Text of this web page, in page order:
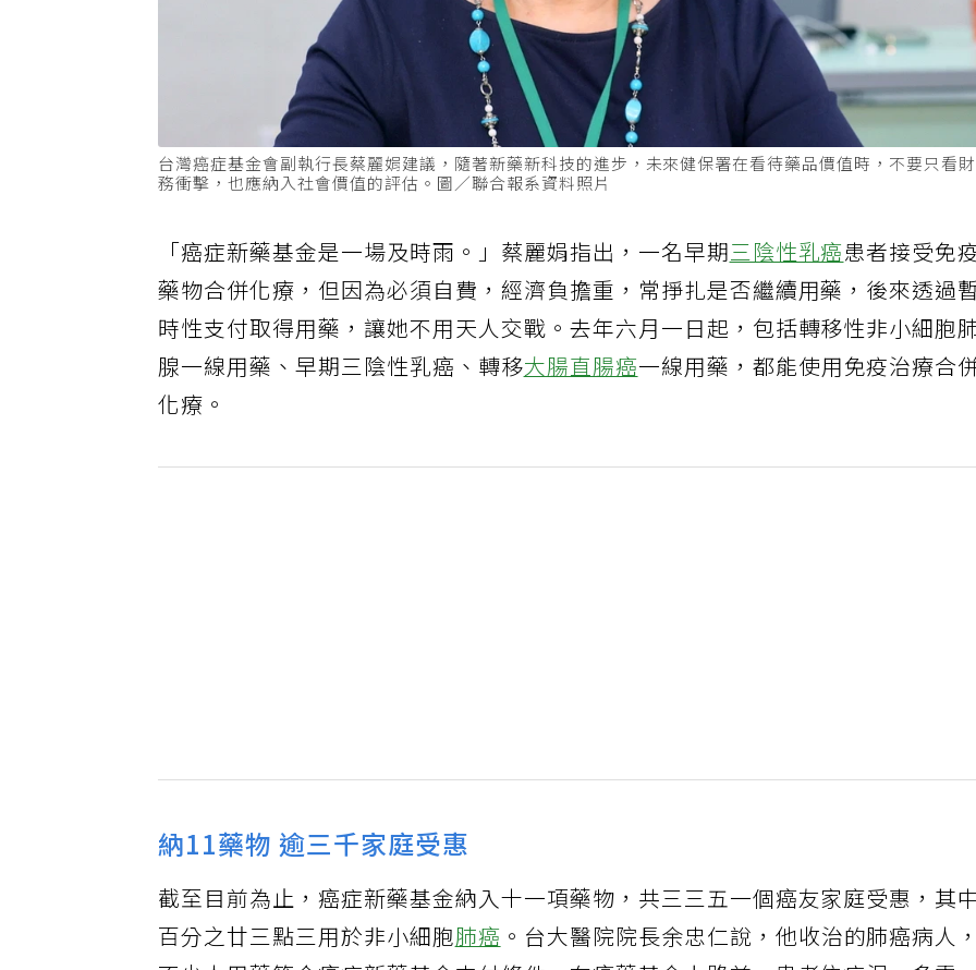
台灣癌症基金會副執行長蔡麗娟建議，隨著新藥新科技的進步，未來健保署在看待藥品價值時，不要只看
務衝擊，也應納入社會價值的評估。圖／聯合報系資料照片
「癌症新藥基金是一場及時雨。」蔡麗娟指出，一名早期三陰性乳癌患者接受免
藥物合併化療，但因為必須自費，經濟負擔重，常掙扎是否繼續用藥，後來透過
時性支付取得用藥，讓她不用天人交戰。去年六月一日起，包括轉移性非小細胞
腺一線用藥、早期三陰性乳癌、轉移大腸直腸癌一線用藥，都能使用免疫治療合
化療。
納11藥物 逾三千家庭受惠
截至目前為止，癌症新藥基金納入十一項藥物，共三三五一個癌友家庭受惠，其
百分之廿三點三用於非小細胞肺癌 。台大醫院院長余忠仁說，他收治的肺癌病人